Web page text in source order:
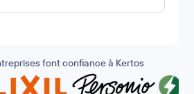
font confiance à Kertos